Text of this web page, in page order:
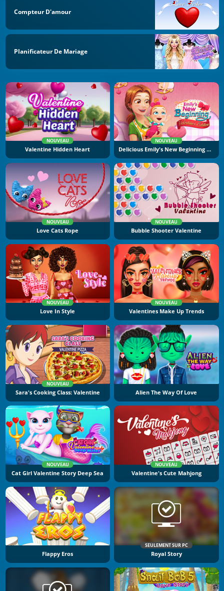
Compteur D'amour
Planificateur De Mariage
NOUVEAU
Valentine Hidden Heart
NOUVEAU
Delicious Emily's New Beginning Valentine's Edition
NOUVEAU
Love Cats Rope
NOUVEAU
Bubble Shooter Valentine
NOUVEAU
Love In Style
NOUVEAU
Valentines Make Up Trends
NOUVEAU
Sara's Cooking Class: Valentine Alien The Way Of Love
NOUVEAU
Cat Girl Valentine Story Deep Sea
NOUVEAU
Valentine's Cute Mahjong
Flappy Eros
SEULEMENT SUR PC
Royal Story